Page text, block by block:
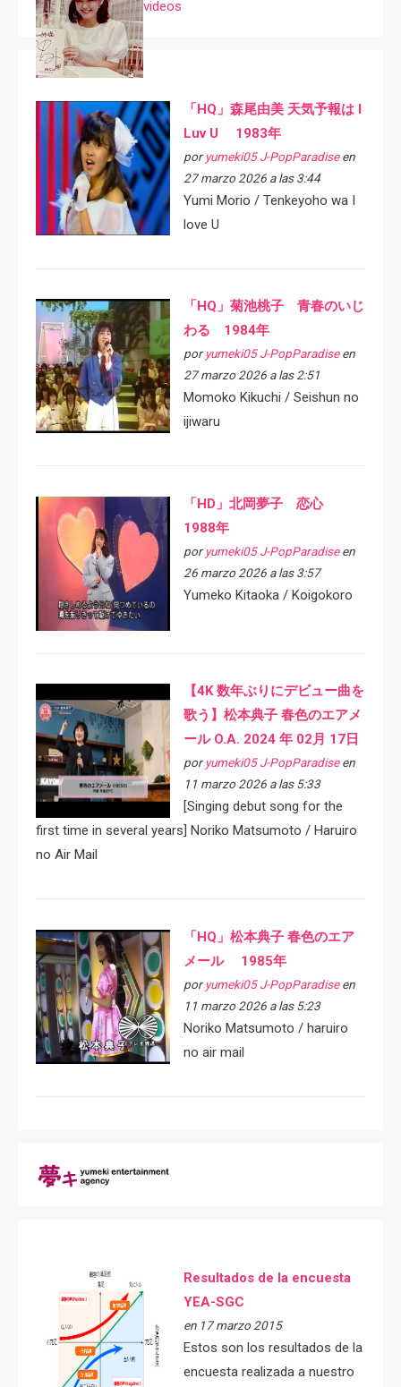
videos
「HQ」森尾由美 天気予報は I
Luv U 1983年
por yumeki05 J-PopParadiseen
27 marzo 2026 a las 3:44
Yumi Morio / Tenkeyoho wa I
love U
「HQ」菊池桃子 青春のいじ
わる 1984年
por yumeki05 J-PopParadiseen
27 marzo 2026 a las 2:51
Momoko Kikuchi / Seishun no
ijiwaru
「HD」北岡夢子 恋心
1988年
por yumeki05 J-PopParadiseen
26 marzo 2026 a las 3:57
Yumeko Kitaoka / Koigokoro
【4K 数年ぶりにデビュー曲を
歌う】松本典子 春色のエアメ
ール O.A. 2024 年 02月 17日
por yumeki05 J-PopParadiseen
11 marzo 2026 a las 5:33
[Singing debut song for the
first time in several years] Noriko Matsumoto / Haruiro
no Air Mail
「HQ」松本典子 春色のエア
メール 1985年
por yumeki05 J-PopParadiseen
11 marzo 2026 a las 5:23
Noriko Matsumoto / haruiro
no air mail
Resultados de la encuesta
YEA-SGC
en 17 marzo 2015
Estos son los resultados de la
encuesta realizada a nuestro